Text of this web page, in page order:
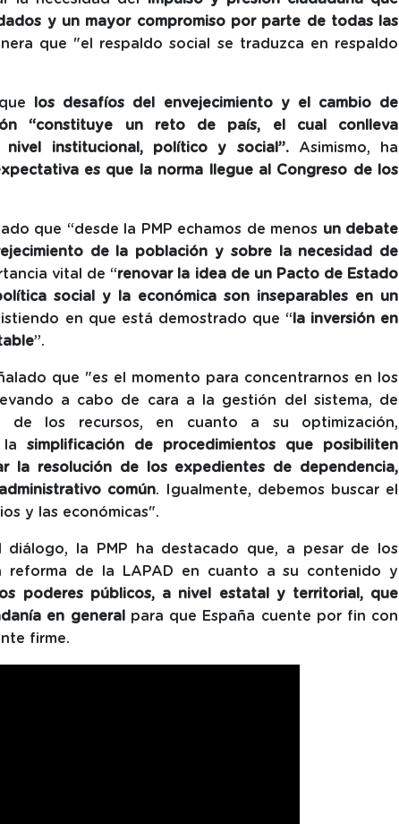
y un mayor compromiso por parte de todas las
que "el respaldo social se traduzca en respaldo
los desafíos del envejecimiento y el cambio de
“constituye un reto de país, el cual conlleva
nivel institucional, político y social”.Asimismo, ha
es que la norma llegue al Congreso de los
que “desde la PMP echamos de menos un debate
de la población y sobre la necesidad de
vital de “renovar la idea de un Pacto de Estado
social y la económica son inseparables en un
en que está demostrado que “ la inversión en
”.
que "es el momento para concentrarnos en los
a cabo de cara a la gestión del sistema, de
de los recursos, en cuanto a su optimización,
lasimplificación de procedimientos que posibiliten
la resolución de los expedientes de dependencia,
común. Igualmente, debemos buscar el
y las económicas".
diálogo, la PMP ha destacado que, a pesar de los
reforma de la LAPAD en cuanto a su contenido y
poderes públicos, a nivel estatal y territorial, que
en general para que España cuente por fin con
firme.